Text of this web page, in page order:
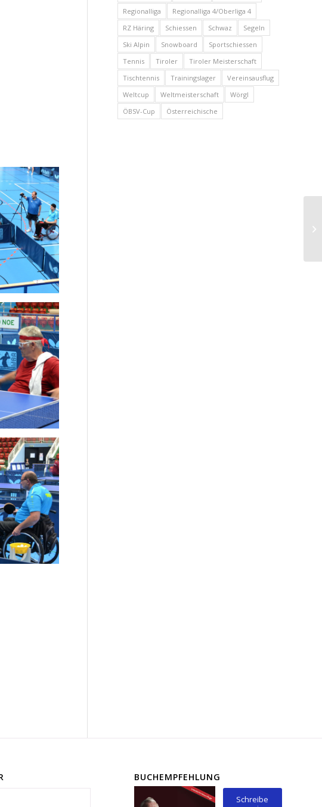
Regionalliga
Regionalliga 4/Oberliga 4
RZ Häring
Schiessen Schwaz
Segeln
Ski Alpin
Snowboard
Sportschiessen
Tennis
Tiroler
Tiroler Meisterschaft
Tischtennis
Trainingslager
Vereinsausflug
Weltcup
Weltmeisterschaft
Wörgl
ÖBSV-Cup
Österreichische
BUCHEMPFEHLUNG
Schreibe